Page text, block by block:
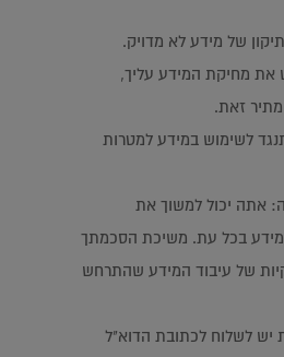
של מידע לא מדויק.
את מחיקת המידע עליך,
זאת.
לשימוש במידע למטרות
אתה יכול למשוך את
בכל עת. משיכת הסכמתך
של עיבוד המידע שהתרחש
יש לשלוח לכתובת הדוא"ל